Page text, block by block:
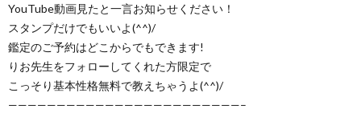
YouTube動画見たと一言お知らせください！
スタンプだけでもいいよ(^^)/
鑑定のご予約はどこからでもできます!
りお先生をフォローしてくれた方限定で
こっそり基本性格無料で教えちゃうよ(^^)/
————————————————————————–